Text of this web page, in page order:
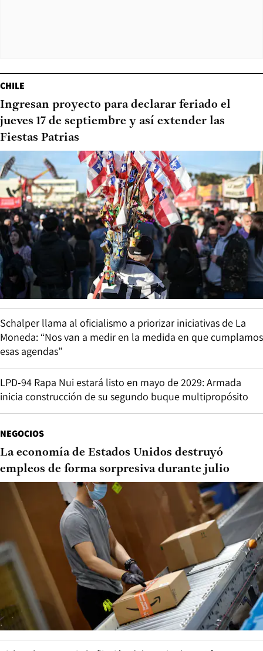
CHILE
Ingresan proyecto para declarar feriado el
jueves 17 de septiembre y así extender las
Fiestas Patrias
Schalper llama al oficialismo a priorizar iniciativas de La
Moneda: “Nos van a medir en la medida en que cumplamos
esas agendas”
LPD-94 Rapa Nui estará listo en mayo de 2029: Armada
inicia construcción de su segundo buque multipropósito
NEGOCIOS
La economía de Estados Unidos destruyó
empleos de forma sorpresiva durante julio